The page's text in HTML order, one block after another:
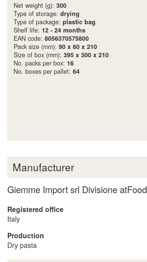
Net weight (g): 300
Type of storage: drying
Type of package: plastic bag
Shelf life: 12 - 24 months
EAN code: 8056370575800
Pack size (mm): 90 x 60 x 210
Size of box (mm): 395 x 300 x 210
No. packs per box: 16
No. boxes per pallet: 64
Manufacturer
Giemme Import srl Divisione atFood
Registered office
Italy
Production
Dry pasta